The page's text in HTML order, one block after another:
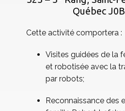
Québec
Cette activité comportera :
Visites guidées de la
et robotisée avec la
par robots;
Reconnaissance des